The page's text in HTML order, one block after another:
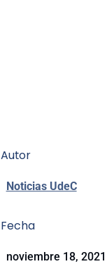
Autor
Noticias UdeC
Fecha
noviembre 18, 2021